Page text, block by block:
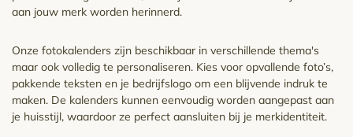
aan jouw merk worden herinnerd.
Onze fotokalenders zijn beschikbaar in verschillende thema's
maar ook volledig te personaliseren. Kies voor opvallende foto’s,
pakkende teksten en je bedrijfslogo om een blijvende indruk te
maken. De kalenders kunnen eenvoudig worden aangepast aan
je huisstijl, waardoor ze perfect aansluiten bij je merkidentiteit.